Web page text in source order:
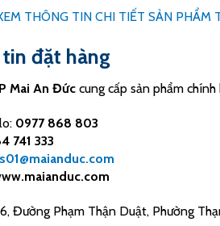
THÔNG TIN CHI TIẾT SẢN PHẨM
đặt hàng
Mai An Đức cung cấp sản phẩm
0977 868 803
741 333
Đường Phạm Thận Duật, Phường